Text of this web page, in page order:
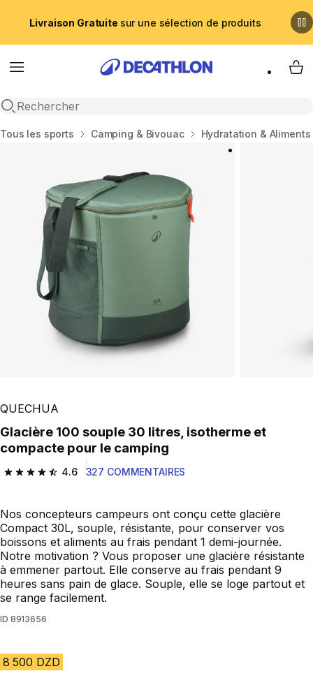
Livraison Gratuite sur une sélection de produits
Menu
Recherche ouverte
My
Accueil
Tous les sports Camping & Bivouac Hydratation & Aliments
QUECHUA
Glacière 100 souple 30 litres, isotherme et
compacte pour le camping
4.6
4.6 out of 5 stars from 327 reviews
327 COMMENTAIRES
Nos concepteurs campeurs ont conçu cette glacière
Compact 30L, souple, résistante, pour conserver vos
boissons et aliments au frais pendant 1 demi-journée.
Notre motivation ? Vous proposer une glacière résistante
à emmener partout. Elle conserve au frais pendant 9
heures sans pain de glace. Souple, elle se loge partout et
se range facilement.
ID 8913656
8 500 DZD